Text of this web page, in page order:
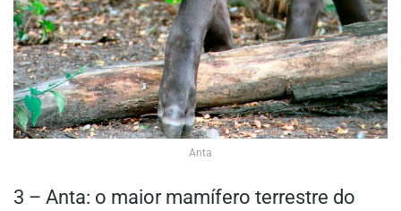
Anta
3 – Anta: o maior mamífero terrestre do